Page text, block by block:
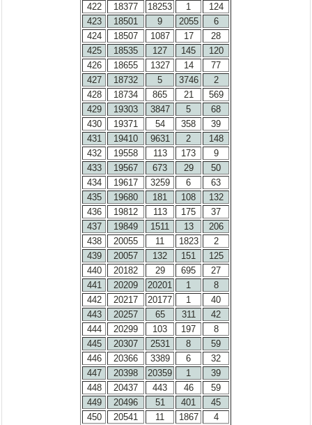
422
18377 18253 1
124
423
18501 9 2055
6
424
18507 1087 17
28
425
18535 127 145
120
426
18655 1327 14
77
427
18732 5 3746
2
428
18734 865 21
569
429
19303 3847 5
68
430
19371 54 358
39
431
19410 9631 2
148
432
19558 113 173
9
433
19567 673 29
50
434
19617 3259 6
63
435
19680 181 108
132
436
19812 113 175
37
437
19849 1511 13
206
438
20055 11 1823
2
439
20057 132 151
125
440
20182 29 695
27
441
20209 20201 1
8
442
20217 20177 1
40
443
20257 65 311
42
444
20299 103 197
8
445
20307 2531 8
59
446
20366 3389 6
32
447
20398 20359 1
39
448
20437 443 46
59
449
20496 51 401
45
450
20541 11 1867
4